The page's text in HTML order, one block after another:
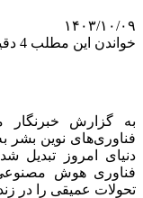
۱۴۰۳/۱۰/۰۹
خواندن این مطلب 4 دقیقه زمان میبرد
به گزارش
فناوری‌های نوین بشر
دنیای امروز تبدیل
فناوری هوش مصنوعی
تحولات عمیقی را در